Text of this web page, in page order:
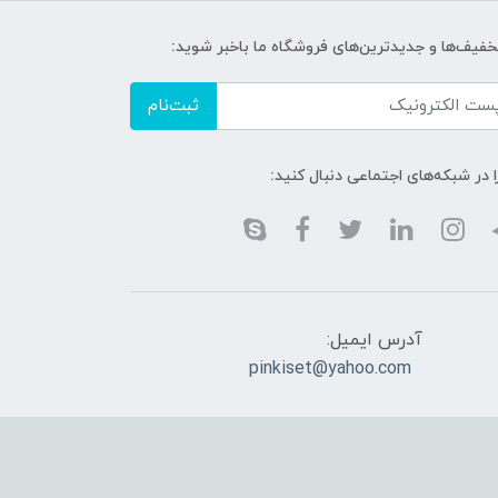
و جدیدترین‌های فروشگاه ما باخبر شوید:
ثبت‌نام
در شبکه‌های اجتماعی دنبال کنید:
آدرس ایمیل:
pinkiset@yahoo.com